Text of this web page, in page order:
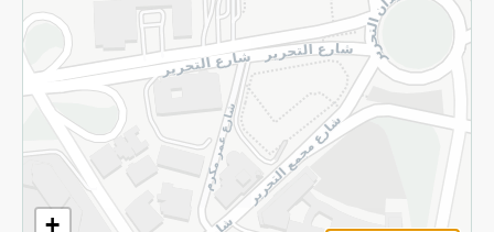
+
©2026 - Spinneys | جميع الحقوق محفوظة